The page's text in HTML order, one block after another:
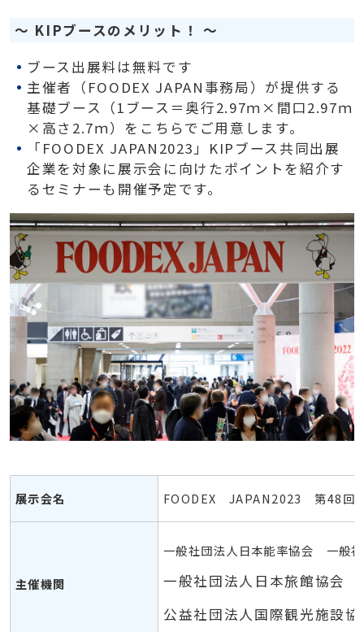
～ KIPブースのメリット！ ～
ブース出展料は無料です
主催者（FOODEX JAPAN事務局）が提供する
基礎ブース（1ブース＝奥行2.97ｍ×間口2.97ｍ
×高さ2.7ｍ）をこちらでご用意します。
「FOODEX JAPAN2023」KIPブース共同出展
企業を対象に展示会に向けたポイントを紹介す
るセミナーも開催予定です。
展示会名 FOODEX JAPAN2023 第48回
主催機関
一般社団法人日本能率協会 一般
一般社団法人日本旅館協会
公益社団法人国際観光施設協